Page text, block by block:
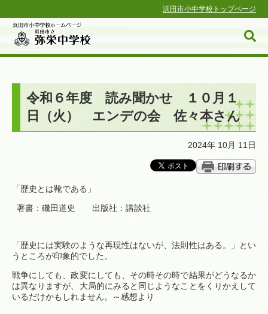
浜田市小中学校トップページ
浜田市小中学校ホームページ
令和６年度 読み聞かせ １０月１
日（火） エンデの会 佐々本さん
2024年 10月 11日
「歴史とは靴である」
著書：磯田道史 出版社：講談社
「歴史には実験のような再現性はないが、法則性はある。」とい
うところが印象的でした。
戦争にしても、政変にしても、その時その時で結果がどうなるか
は異なりますが、大局的にみると同じようなことをくりかえして
いるだけかもしれません。～感想より